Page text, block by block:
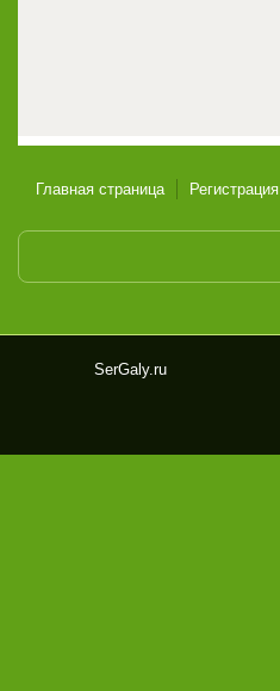
Главная страница Регистрация
y.ru
SerGaly.ru